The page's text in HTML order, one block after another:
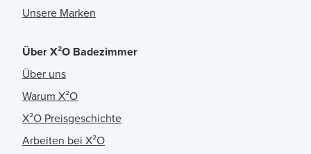
Unsere Marken
Über X²O Badezimmer
Über uns
Warum X²O
X²O Preisgeschichte
Arbeiten bei X²O